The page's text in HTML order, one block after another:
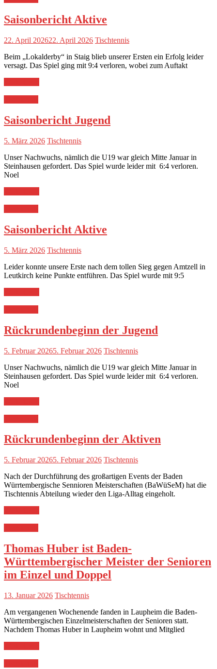
Saisonbericht Aktive
22. April 202622. April 2026 Tischtennis
Beim „Lokalderby“ in Staig blieb unserer Ersten ein Erfolg leider
versagt. Das Spiel ging mit 9:4 verloren, wobei zum Auftakt
Saisonbericht Jugend
5. März 2026 Tischtennis
Unser Nachwuchs, nämlich die U19 war gleich Mitte Januar in
Steinhausen gefordert. Das Spiel wurde leider mit 6:4 verloren.
Noel
Saisonbericht Aktive
5. März 2026 Tischtennis
Leider konnte unsere Erste nach dem tollen Sieg gegen Amtzell in
Leutkirch keine Punkte entführen. Das Spiel wurde mit 9:5
Rückrundenbeginn der Jugend
5. Februar 20265. Februar 2026 Tischtennis
Unser Nachwuchs, nämlich die U19 war gleich Mitte Januar in
Steinhausen gefordert. Das Spiel wurde leider mit 6:4 verloren.
Noel
Rückrundenbeginn der Aktiven
5. Februar 20265. Februar 2026 Tischtennis
Nach der Durchführung des großartigen Events der Baden
Würrtembergische Sennioren Meisterschaften (BaWüSeM) hat die
Tischtennis Abteilung wieder den Liga-Alltag eingeholt.
Thomas Huber ist Baden-
Württembergischer Meister der Senioren
im Einzel und Doppel
13. Januar 2026 Tischtennis
Am vergangenen Wochenende fanden in Laupheim die Baden-
Württembergischen Einzelmeisterschaften der Senioren statt.
Nachdem Thomas Huber in Laupheim wohnt und Mitglied